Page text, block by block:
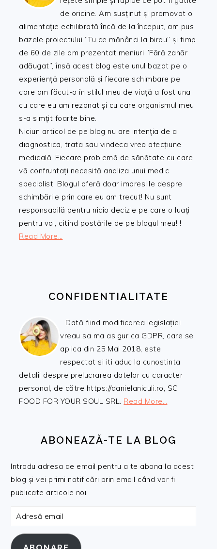
de oricine. Am susținut și promovat o
alimentație echilibrată încă de la început, am pus
bazele proiectului ”Tu ce mănânci la birou” și timp
de 60 de zile am prezentat meniuri ”Fără zahăr
adăugat”, însă acest blog este unul bazat pe o
experiență personală și fiecare schimbare pe
care am făcut-o în stilul meu de viață a fost una
cu care eu am rezonat și cu care organismul meu
s-a simțit foarte bine.
Niciun articol de pe blog nu are intenția de a
diagnostica, trata sau vindeca vreo afecțiune
medicală. Fiecare problemă de sănătate cu care
vă confruntați necesită analiza unui medic
specialist. Blogul oferă doar impresiile despre
schimbările prin care eu am trecut! Nu sunt
responsabilă pentru nicio decizie pe care o luați
pentru voi, citind postările de pe blogul meu! !
Read More…
CONFIDENTIALITATE
Dată fiind modificarea legislației
vreau sa ma asigur ca GDPR, care se
aplica din 25 Mai 2018, este
respectat si iti aduc la cunostinta
detalii despre prelucrarea datelor cu caracter
personal, de către https://danielaniculi.ro, SC
FOOD FOR YOUR SOUL SRL. Read More…
ABONEAZĂ-TE LA BLOG
Introdu adresa de email pentru a te abona la acest
blog și vei primi notificări prin email când vor fi
publicate articole noi.
Adresă